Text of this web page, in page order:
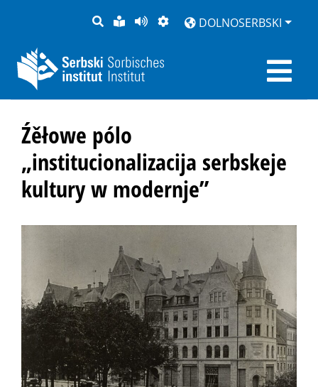
PYTANJE
LAŽKA
RĚC
BOK
PŚEDCYTAŚ
PŚEDSTAJENJE
DOLNOSERBSKI
Źěłowe pólo
„institucionalizacija serbskeje
kultury w modernje”